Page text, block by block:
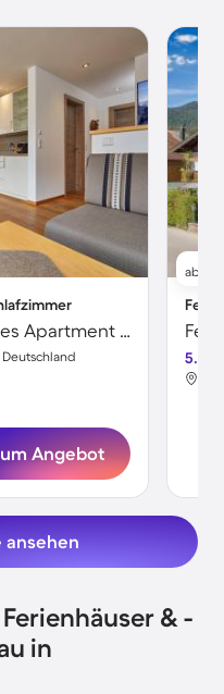
Voll ausgestattetes schönes Apartment mit Sauna, Terrasse und Garten | Bergblick
Angebot
ab
5.0
ansehen
& -
in